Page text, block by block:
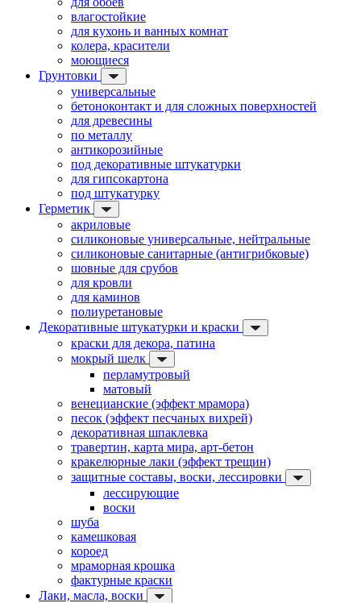
влагостойкие
для кухонь и ванных комнат
колера, красители
моющиеся
Грунтовки
универсальные
бетоноконтакт и для сложных поверхностей
для древесины
по металлу
антикорозийные
под декоративные штукатурки
для гипсокартона
под штукатурку
Герметик
акриловые
силиконовые универсальные, нейтральные
силиконовые санитарные (антигрибковые)
шовные для срубов
для кровли
для каминов
полиуретановые
Декоративные штукатурки и краски
краски для декора, патина
мокрый шелк
перламутровый
матовый
венецианские (эффект мрамора)
песок (эффект песчаных вихрей)
декоративная шпаклевка
травертин, карта мира, арт-бетон
кракелюрные лаки (эффект трещин)
защитные составы, воски, лессировки
лессирующие
воски
шуба
камешковая
короед
мраморная крошка
фактурные краски
Лаки, масла, воски